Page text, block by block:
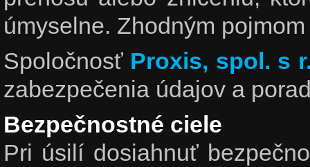
úmyselne. Zhodným
Spoločnosť Proxis, spol. s
zabezpečenia údajov a
Bezpečnostné ciele
Pri úsilí dosiahnuť